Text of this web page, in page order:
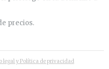
precios.
legal y Política de privacidad